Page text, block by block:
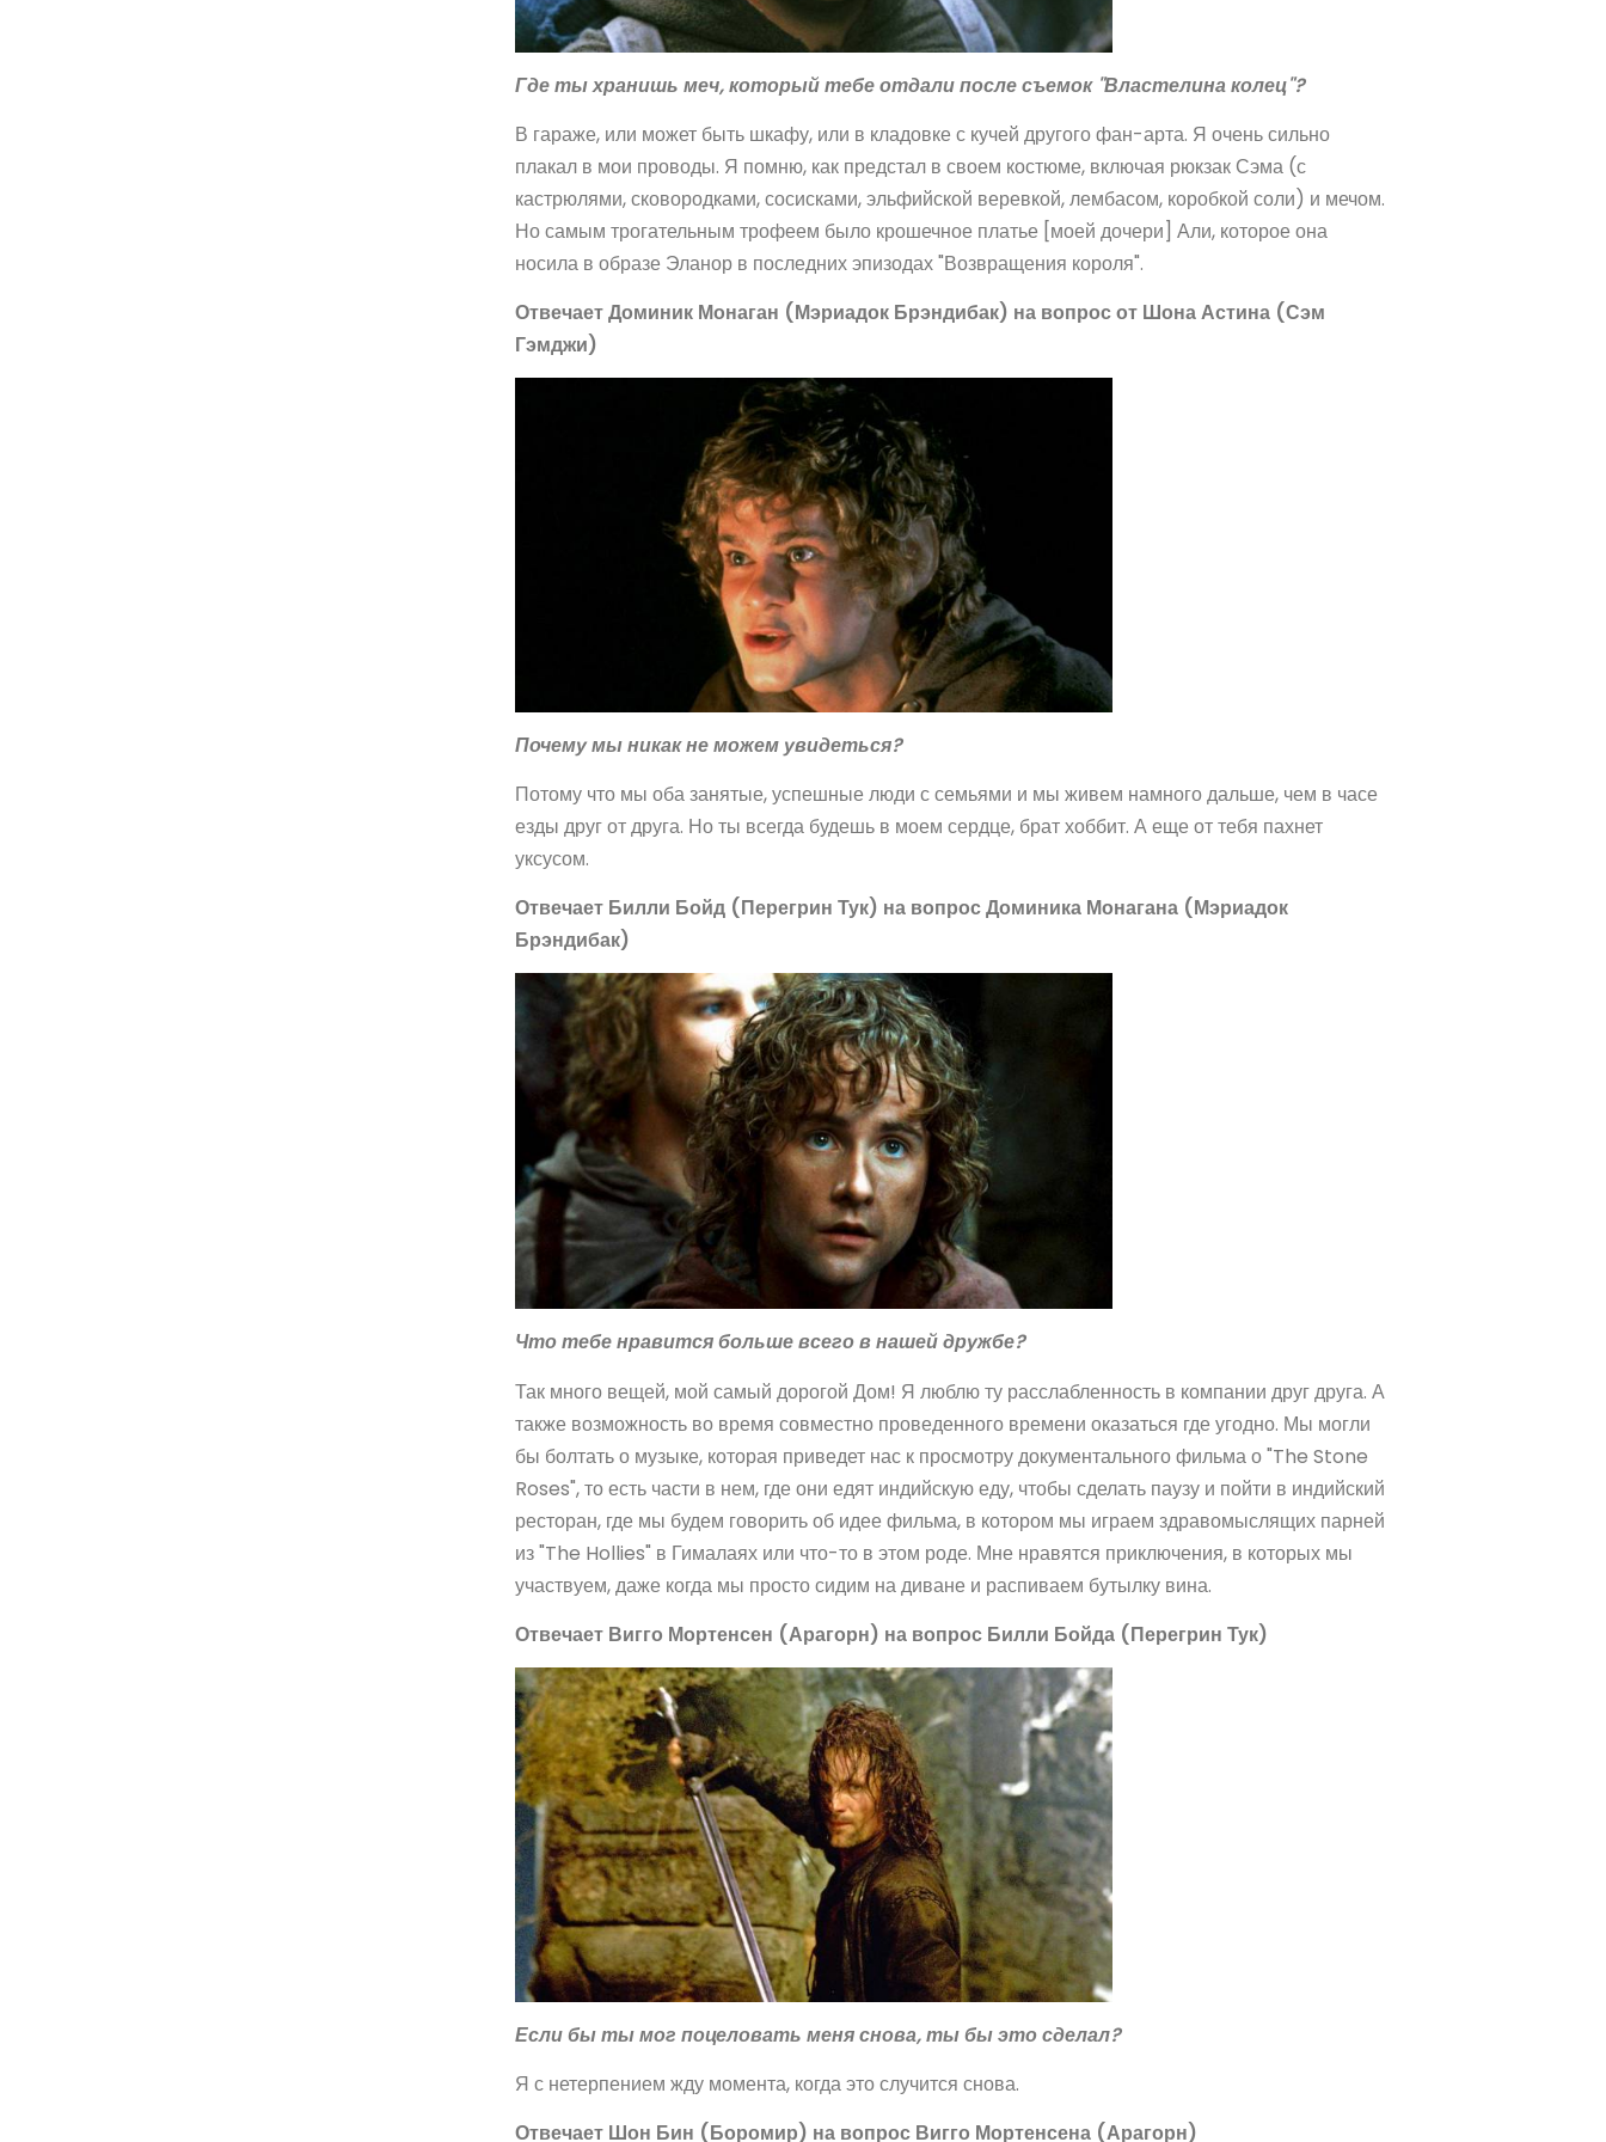
Где ты хранишь меч, который тебе отдали после съемок "Властелина колец"?
В гараже, или может быть шкафу, или в кладовке с кучей другого фан-арта. Я очень сильно
плакал в мои проводы. Я помню, как предстал в своем костюме, включая рюкзак Сэма (с
кастрюлями, сковородками, сосисками, эльфийской веревкой, лембасом, коробкой соли) и мечом.
Но самым трогательным трофеем было крошечное платье [моей дочери] Али, которое она
носила в образе Эланор в последних эпизодах "Возвращения короля".
Отвечает Доминик Монаган (Мэриадок Брэндибак) на вопрос от Шона Астина (Сэм
Гэмджи)
Почему мы никак не можем увидеться?
Потому что мы оба занятые, успешные люди с семьями и мы живем намного дальше, чем в часе
езды друг от друга. Но ты всегда будешь в моем сердце, брат хоббит. А еще от тебя пахнет
уксусом.
Отвечает Билли Бойд (Перегрин Тук) на вопрос Доминика Монагана (Мэриадок
Брэндибак)
Что тебе нравится больше всего в нашей дружбе?
Так много вещей, мой самый дорогой Дом! Я люблю ту расслабленность в компании друг друга. А
также возможность во время совместно проведенного времени оказаться где угодно. Мы могли
бы болтать о музыке, которая приведет нас к просмотру документального фильма о "The Stone
Roses", то есть части в нем, где они едят индийскую еду, чтобы сделать паузу и пойти в индийский
ресторан, где мы будем говорить об идее фильма, в котором мы играем здравомыслящих парней
из "The Hollies" в Гималаях или что-то в этом роде. Мне нравятся приключения, в которых мы
участвуем, даже когда мы просто сидим на диване и распиваем бутылку вина.
Отвечает Вигго Мортенсен (Арагорн) на вопрос Билли Бойда (Перегрин Тук)
Если бы ты мог поцеловать меня снова, ты бы это сделал?
Я с нетерпением жду момента, когда это случится снова.
Отвечает Шон Бин (Боромир) на вопрос Вигго Мортенсена (Арагорн)